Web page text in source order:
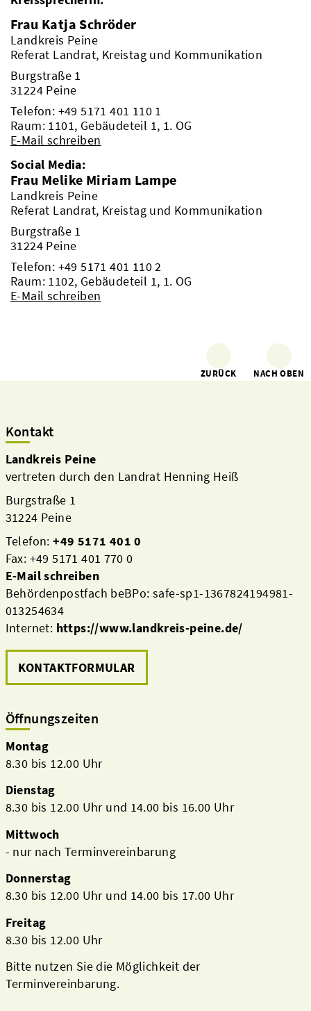
Frau Katja Schröder
Landkreis Peine
Referat Landrat, Kreistag und Kommunikation
Burgstraße 1
31224 Peine
Telefon: +49 5171 401 110 1
Raum: 1101, Gebäudeteil 1, 1. OG
E-Mail schreiben
Social Media:
Frau Melike Miriam Lampe
Landkreis Peine
Referat Landrat, Kreistag und Kommunikation
Burgstraße 1
31224 Peine
Telefon: +49 5171 401 110 2
Raum: 1102, Gebäudeteil 1, 1. OG
E-Mail schreiben
ZURÜCK NACH OBEN
Kontakt
Landkreis Peine
vertreten durch den Landrat Henning Heiß
Burgstraße 1
31224 Peine
Telefon:+49 5171 401 0
Fax: +49 5171 401 770 0
E-Mail schreiben
Behördenpostfach beBPo: safe-sp1-1367824194981-
013254634
Internet: https://www.landkreis-peine.de/
KONTAKTFORMULAR
Öffnungszeiten
Montag
8.30 bis 12.00 Uhr
Dienstag
8.30 bis 12.00 Uhr und 14.00 bis 16.00 Uhr
Mittwoch
- nur nach Terminvereinbarung
Donnerstag
8.30 bis 12.00 Uhr und 14.00 bis 17.00 Uhr
Freitag
8.30 bis 12.00 Uhr
Bitte nutzen Sie die Möglichkeit der
Terminvereinbarung.